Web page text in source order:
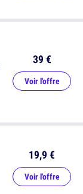
19,9 €
Voir l'offre
39 €
Voir l'offre